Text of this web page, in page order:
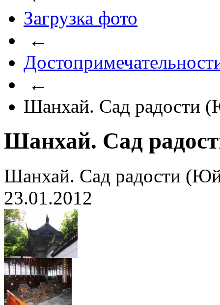
Загрузка фото
←
←
Шанхай. Сад радости
Шанхай. Сад
Шанхай. Сад радости
23.01.2012